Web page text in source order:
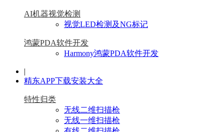
AI机器视觉检测
视觉LED检测及NG标记
鸿蒙PDA软件开发
Harmony鸿蒙PDA软件开发
|
精东APP下载安装大全
特性归类
无线二维扫描枪
无线一维扫描枪